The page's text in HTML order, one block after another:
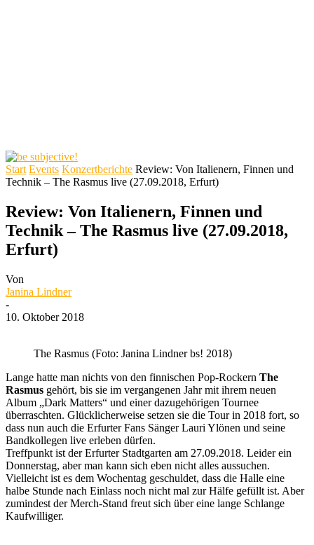
Start Events Konzertberichte Review: Von Italienern, Finnen und
Technik – The Rasmus live (27.09.2018, Erfurt)
Review: Von Italienern, Finnen und
Technik – The Rasmus live (27.09.2018,
Erfurt)
Von
Janina Lindner
-
10. Oktober 2018
The Rasmus (Foto: Janina Lindner bs! 2018)
Lange hatte man nichts von den finnischen Pop-Rockern The
Rasmus gehört, bis sie im vergangenen Jahr mit ihrem neuen
Album „Dark Matters“ und einer dazugehörigen Tournee
überraschten. Glücklicherweise setzen sie die Tour in 2018 fort, so
dass nun auch die Erfurter Fans Sänger Lauri Ylönen und seine
Bandkollegen live erleben dürfen.
Treffpunkt ist der Erfurter Stadtgarten am 27.09.2018. Leider ein
Donnerstag, aber man kann sich eben nicht alles aussuchen.
Vielleicht ist es dem Wochentag geschuldet, dass die Halle eine
halbe Stunde nach Einlass noch nicht mal zur Hälfe gefüllt ist. Aber
zumindest der Merch-Stand freut sich über eine lange Schlange
Kaufwilliger.